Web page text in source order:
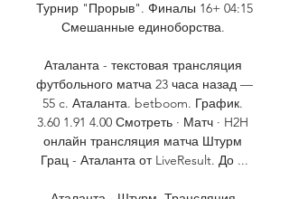
Турнир "Прорыв". Финалы 16+ 04:15
Смешанные единоборства.
Аталанта - текстовая трансляция
футбольного матча 23 часа назад —
55 c. Аталанта. betboom. График.
3.60 1.91 4.00 Смотреть · Матч · H2H
онлайн трансляция матча Штурм
Грац - Аталанта от LiveResult. До ...